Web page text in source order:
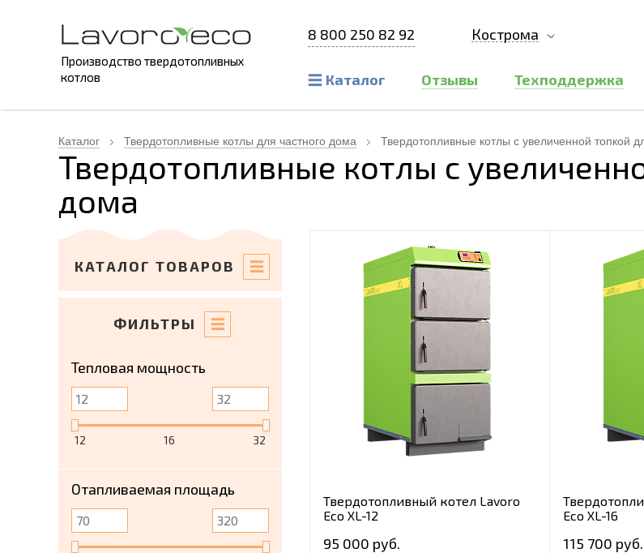
Производство твердотопливных
котлов
8 800 250 82 92 Кострома
Каталог Отзывы Техподдержка
Каталог Твердотопливные котлы для частного дома Твердотопливные котлы с увеличенной топкой
Твердотопливные котлы с
дома
КАТАЛОГ ТОВАРОВ
ФИЛЬТРЫ
Тепловая мощность
12 16 32
Отапливаемая площадь
Твердотопливный котел Lavoro
Eco XL-12
95 000 руб.
Eco XL-16
115 700 руб.